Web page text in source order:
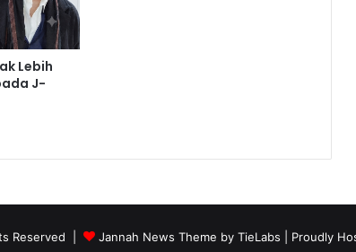
Lebih
J-
Reserved | Jannah News Theme by TieLabs | Proudly